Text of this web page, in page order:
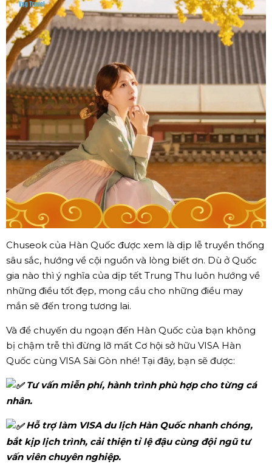
Chuseok của Hàn Quốc được xem là dịp lễ truyền thống
sâu sắc, hướng về cội nguồn và lòng biết ơn. Dù ở Quốc
gia nào thì ý nghĩa của dịp tết Trung Thu luôn hướng về
những điều tốt đẹp, mong cầu cho những điều may
mắn sẽ đến trong tương lai.
Và để chuyến du ngoạn đến Hàn Quốc của bạn không
bị chậm trễ thì đừng lỡ mất Cơ hội sở hữu VISA Hàn
Quốc cùng VISA Sài Gòn nhé! Tại đây, bạn sẽ được:
Tư vấn miễn phí, hành trình phù hợp cho từng cá
nhân.
Hỗ trợ làm VISA du lịch Hàn Quốc nhanh chóng,
bắt kịp lịch trình, cải thiện tỉ lệ đậu cùng đội ngũ tư
vấn viên chuyên nghiệp.